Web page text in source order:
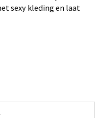
sexy kleding en laat